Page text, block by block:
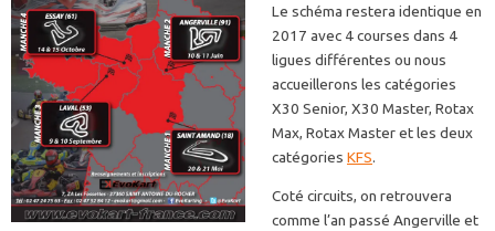
Le schéma restera identique en
2017 avec 4 courses dans 4
ligues différentes ou nous
accueillerons les catégories
X30 Senior, X30 Master, Rotax
Max, Rotax Master et les deux
catégories KFS.
Coté circuits, on retrouvera
comme l’an passé Angerville et